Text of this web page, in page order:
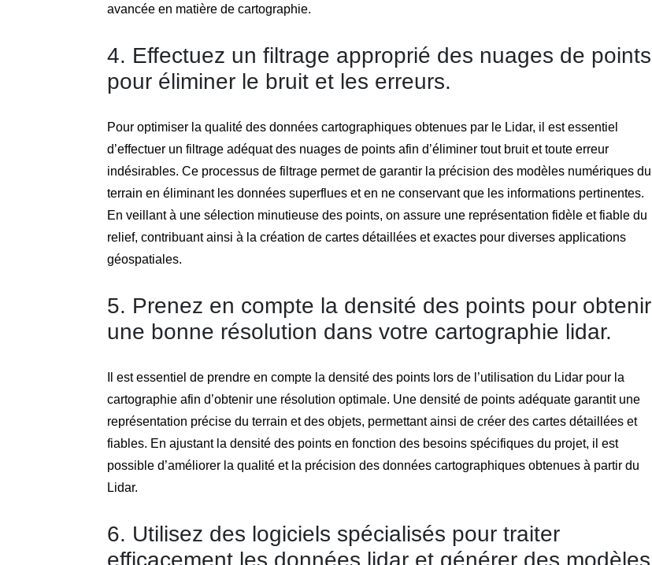
avancée en matière de cartographie.
4. Effectuez un filtrage approprié des nuages de points
pour éliminer le bruit et les erreurs.
Pour optimiser la qualité des données cartographiques obtenues par le Lidar, il est essentiel
d’effectuer un filtrage adéquat des nuages de points afin d’éliminer tout bruit et toute erreur
indésirables. Ce processus de filtrage permet de garantir la précision des modèles numériques du
terrain en éliminant les données superflues et en ne conservant que les informations pertinentes.
En veillant à une sélection minutieuse des points, on assure une représentation fidèle et fiable du
relief, contribuant ainsi à la création de cartes détaillées et exactes pour diverses applications
géospatiales.
5. Prenez en compte la densité des points pour obtenir
une bonne résolution dans votre cartographie lidar.
Il est essentiel de prendre en compte la densité des points lors de l’utilisation du Lidar pour la
cartographie afin d’obtenir une résolution optimale. Une densité de points adéquate garantit une
représentation précise du terrain et des objets, permettant ainsi de créer des cartes détaillées et
fiables. En ajustant la densité des points en fonction des besoins spécifiques du projet, il est
possible d’améliorer la qualité et la précision des données cartographiques obtenues à partir du
Lidar.
6. Utilisez des logiciels spécialisés pour traiter
efficacement les données lidar et générer des modèles